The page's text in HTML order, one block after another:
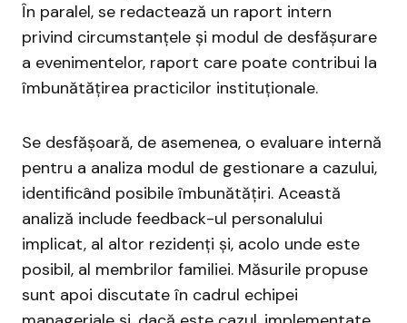
În paralel, se redactează un raport intern
privind circumstanțele și modul de desfășurare
a evenimentelor, raport care poate contribui la
îmbunătățirea practicilor instituționale.
Se desfășoară, de asemenea, o evaluare internă
pentru a analiza modul de gestionare a cazului,
identificând posibile îmbunătățiri. Această
analiză include feedback-ul personalului
implicat, al altor rezidenți și, acolo unde este
posibil, al membrilor familiei. Măsurile propuse
sunt apoi discutate în cadrul echipei